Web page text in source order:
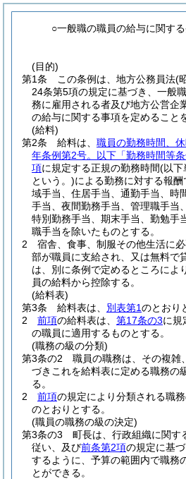
○一般職の職員の給与に関する
(目的)
第1条
この条例は、地方公務員法(
24条第5項の規定に基づき、一般
務に雇用される者及び地方公営企
の給与に関する事項を定めること
(給料)
第2条
給料は、 職員の勤務時間、
年条例第2号。以下「勤務時間等
項に規定する正規の勤務時間(以下
という。)による勤務に対する報
域手当、住居手当、通勤手当、時
手当、夜間勤務手当、管理職手当
特別勤務手当、期末手当、勤勉手
職手当を除いたものとする。
2
宿舎、食事、制服その他生活に
部が職員に支給され、又は無料で
は、別に条例で定めるところによ
員の給料から控除する。
(給料表)
第3条
給料表は、 別表第1のとおり
2
前項の給料表は、 第17条の3に規
の職員に適用するものとする。
(職務の級の分類)
第3条の2
職員の職務は、その複雑
づきこれを給料表に定める職務の
る。
2
前項の規定により分類される職務
のとおりとする。
(職員の職務の級の決定)
第3条の3
町長は、行政組織に関す
従い、及び前条第2項の規定に基
するように、予算の範囲内で職務
とができる。